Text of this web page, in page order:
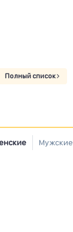
Полный список
Мужские